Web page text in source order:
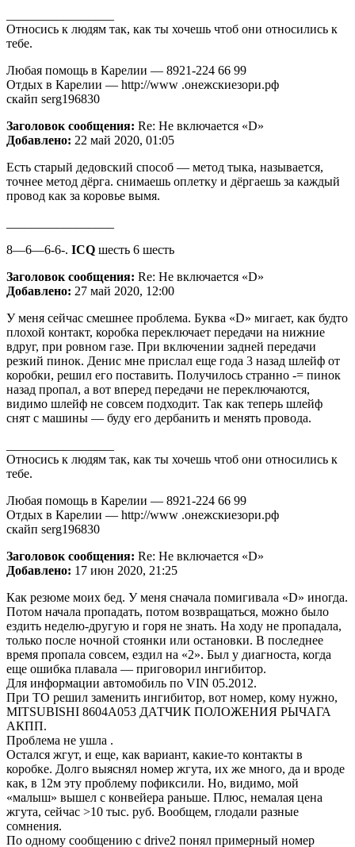
Относись к людям так, как ты хочешь чтоб они относились к
тебе.
Любая помощь в Карелии — 8921-224 66 99
Отдых в Карелии — http://www .онежскиезори.рф
скайп serg196830
Заголовок сообщения: Re: Не включается «D»
Добавлено: 22 май 2020, 01:05
Есть старый дедовский способ — метод тыка, называется,
точнее метод дёрга. снимаешь оплетку и дёргаешь за каждый
провод как за коровье вымя.
8—6—6-6-. ICQ шесть 6 шесть
Заголовок сообщения: Re: Не включается «D»
Добавлено: 27 май 2020, 12:00
У меня сейчас смешнее проблема. Буква «D» мигает, как будто
плохой контакт, коробка переключает передачи на нижние
вдруг, при ровном газе. При включении задней передачи
резкий пинок. Денис мне прислал еще года 3 назад шлейф от
коробки, решил его поставить. Получилось странно -= пинок
назад пропал, а вот вперед передачи не переключаются,
видимо шлейф не совсем подходит. Так как теперь шлейф
снят с машины — буду его дербанить и менять провода.
Относись к людям так, как ты хочешь чтоб они относились к
тебе.
Любая помощь в Карелии — 8921-224 66 99
Отдых в Карелии — http://www .онежскиезори.рф
скайп serg196830
Заголовок сообщения: Re: Не включается «D»
Добавлено: 17 июн 2020, 21:25
Как резюме моих бед. У меня сначала помигивала «D» иногда.
Потом начала пропадать, потом возвращаться, можно было
ездить неделю-другую и горя не знать. На ходу не пропадала,
только после ночной стоянки или остановки. В последнее
время пропала совсем, ездил на «2». Был у диагноста, когда
еще ошибка плавала — приговорил ингибитор.
Для информации автомобиль по VIN 05.2012.
При ТО решил заменить ингибитор, вот номер, кому нужно,
MITSUBISHI 8604A053 ДАТЧИК ПОЛОЖЕНИЯ РЫЧАГА
АКПП.
Проблема не ушла .
Остался жгут, и еще, как вариант, какие-то контакты в
коробке. Долго выяснял номер жгута, их же много, да и вроде
как, в 12м эту проблему пофиксили. Но, видимо, мой
«малыш» вышел с конвейера раньше. Плюс, немалая цена
жгута, сейчас >10 тыс. руб. Вообщем, глодали разные
сомнения.
По одному сообщению c drive2 понял примерный номер